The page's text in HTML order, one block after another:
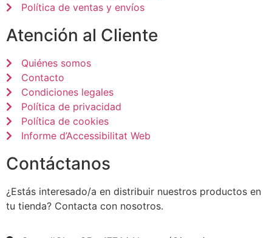
Política de ventas y envíos
Atención al Cliente
Quiénes somos
Contacto
Condiciones legales
Política de privacidad
Política de cookies
Informe d’Accessibilitat Web
Contáctanos
¿Estás interesado/a en distribuir nuestros productos en
tu tienda? Contacta con nosotros.